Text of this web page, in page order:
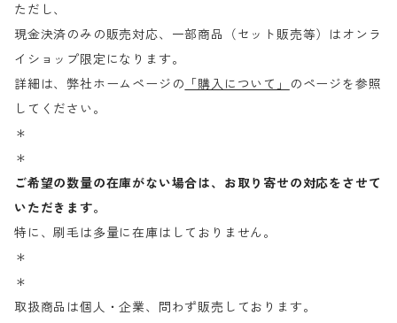
ただし、
現金決済のみの販売対応、一部商品（セット販売等）はオンラ
イショップ限定になります。
詳細は、弊社ホームページの 「購入について」
のページを参照
してください。
＊
＊
ご希望の数量の在庫がない場合は、お取り寄せの対応をさせて
いただきます。
特に、刷毛は多量に在庫はしておりません。
＊
＊
取扱商品は個人・企業、問わず販売しております。